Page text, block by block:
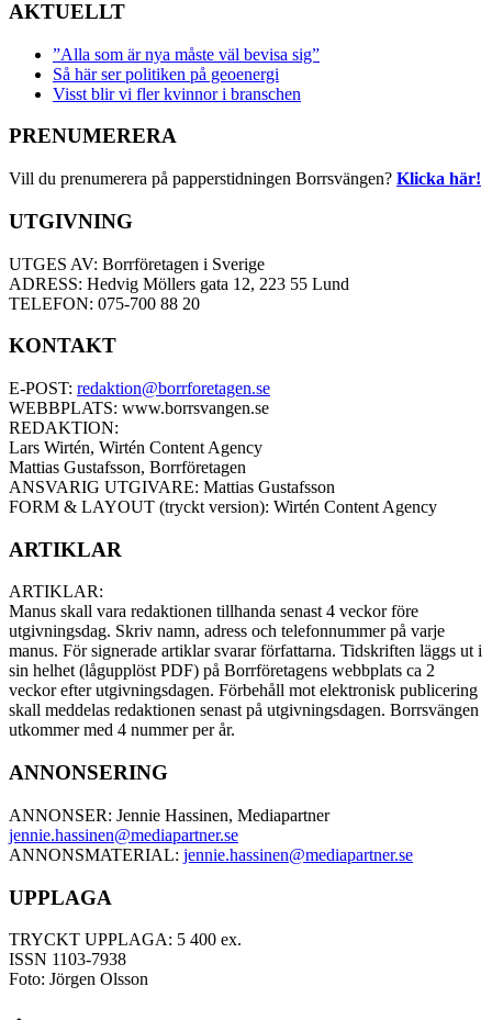
AKTUELLT
”Alla som är nya måste väl bevisa sig”
Så här ser politiken på geoenergi
Visst blir vi fler kvinnor i branschen
PRENUMERERA
Vill du prenumerera på papperstidningen Borrsvängen? Klicka här!
UTGIVNING
UTGES AV: Borrföretagen i Sverige
ADRESS: Hedvig Möllers gata 12, 223 55 Lund
TELEFON: 075-700 88 20
KONTAKT
E-POST: redaktion@borrforetagen.se
WEBBPLATS: www.borrsvangen.se
REDAKTION:
Lars Wirtén, Wirtén Content Agency
Mattias Gustafsson, Borrföretagen
ANSVARIG UTGIVARE: Mattias Gustafsson
FORM & LAYOUT (tryckt version): Wirtén Content Agency
ARTIKLAR
ARTIKLAR:
Manus skall vara redaktionen tillhanda senast 4 veckor före
utgivningsdag. Skriv namn, adress och telefonnummer på varje
manus. För signerade artiklar svarar författarna. Tidskriften läggs ut i
sin helhet (lågupplöst PDF) på Borrföretagens webbplats ca 2
veckor efter utgivningsdagen. Förbehåll mot elektronisk publicering
skall meddelas redaktionen senast på utgivningsdagen. Borrsvängen
utkommer med 4 nummer per år.
ANNONSERING
ANNONSER: Jennie Hassinen, Mediapartner
jennie.hassinen@mediapartner.se
ANNONSMATERIAL: jennie.hassinen@mediapartner.se
UPPLAGA
TRYCKT UPPLAGA: 5 400 ex.
ISSN 1103-7938
Foto: Jörgen Olsson